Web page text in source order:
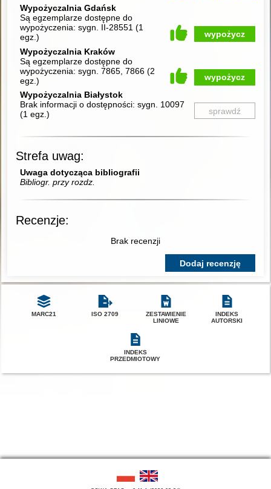
Wypożyczalnia Gdańsk
Są egzemplarze dostępne do
wypożyczenia:sygn. II-28551(1
egz.)
wypożycz
Wypożyczalnia Kraków
Są egzemplarze dostępne do
wypożyczenia:sygn. 7865, 7866(2
egz.)
wypożycz
Wypożyczalnia Białystok
Brak informacji o dostępności:sygn. 10097
(1 egz.) sprawdź
Strefa uwag:
Uwaga dotycząca bibliografii
Bibliogr. przy rozdz.
Recenzje:
Brak recenzji
Dodaj recenzję
MARC21 ISO 2709
ZESTAWIENIE
LINIOWE
INDEKS
AUTORSKI
INDEKS
PRZEDMIOTOWY